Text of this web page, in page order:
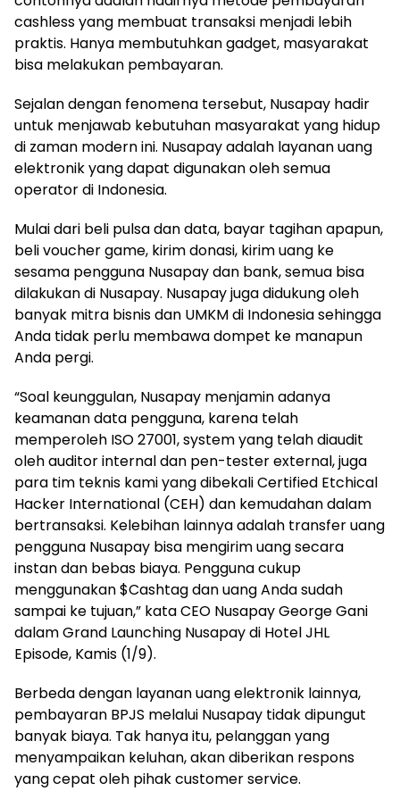
cashless yang membuat transaksi menjadi lebih
praktis. Hanya membutuhkan gadget, masyarakat
bisa melakukan pembayaran.
Sejalan dengan fenomena tersebut, Nusapay hadir
untuk menjawab kebutuhan masyarakat yang hidup
di zaman modern ini. Nusapay adalah layanan uang
elektronik yang dapat digunakan oleh semua
operator di Indonesia.
Mulai dari beli pulsa dan data, bayar tagihan apapun,
beli voucher game, kirim donasi, kirim uang ke
sesama pengguna Nusapay dan bank, semua bisa
dilakukan di Nusapay. Nusapay juga didukung oleh
banyak mitra bisnis dan UMKM di Indonesia sehingga
Anda tidak perlu membawa dompet ke manapun
Anda pergi.
“Soal keunggulan, Nusapay menjamin adanya
keamanan data pengguna, karena telah
memperoleh ISO 27001, system yang telah diaudit
oleh auditor internal dan pen-tester external, juga
para tim teknis kami yang dibekali Certified Etchical
Hacker International (CEH) dan kemudahan dalam
bertransaksi. Kelebihan lainnya adalah transfer uang
pengguna Nusapay bisa mengirim uang secara
instan dan bebas biaya. Pengguna cukup
menggunakan $Cashtag dan uang Anda sudah
sampai ke tujuan,” kata CEO Nusapay George Gani
dalam Grand Launching Nusapay di Hotel JHL
Episode, Kamis (1/9).
Berbeda dengan layanan uang elektronik lainnya,
pembayaran BPJS melalui Nusapay tidak dipungut
banyak biaya. Tak hanya itu, pelanggan yang
menyampaikan keluhan, akan diberikan respons
yang cepat oleh pihak customer service.